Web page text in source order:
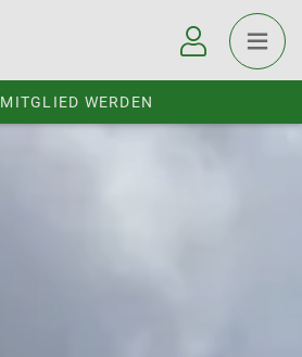
MITGLIED WERDEN